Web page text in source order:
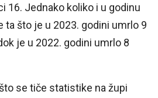
16. Jednako koliko i u godinu
ta što je u 2023. godini umrlo 9
je u 2022. godini umrlo 8
se tiče statistike na župi